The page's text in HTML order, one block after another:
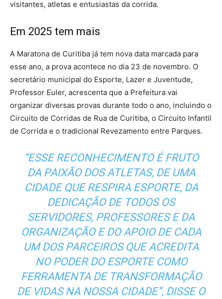
visitantes, atletas e entusiastas da corrida.
Em 2025 tem mais
A Maratona de Curitiba já tem nova data marcada para
esse ano, a prova acontece no dia 23 de novembro. O
secretário municipal do Esporte, Lazer e Juventude,
Professor Euler, acrescenta que a Prefeitura vai
organizar diversas provas durante todo o ano, incluindo o
Circuito de Corridas de Rua de Curitiba, o Circuito Infantil
de Corrida e o tradicional Revezamento entre Parques.
“ESSE RECONHECIMENTO É FRUTO
DA PAIXÃO DOS ATLETAS, DE UMA
CIDADE QUE RESPIRA ESPORTE, DA
DEDICAÇÃO DE TODOS OS
SERVIDORES, PROFESSORES E DA
ORGANIZAÇÃO E DO APOIO DE CADA
UM DOS PARCEIROS QUE ACREDITA
NO PODER DO ESPORTE COMO
FERRAMENTA DE TRANSFORMAÇÃO
DE VIDAS NA NOSSA CIDADE”, DISSE O